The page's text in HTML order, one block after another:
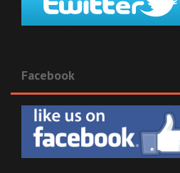
Facebook